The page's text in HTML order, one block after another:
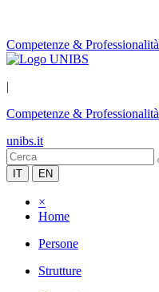
Competenze & Professionalità
|
Competenze & Professionalità
unibs.it
IT EN
×
Home
Persone
Strutture